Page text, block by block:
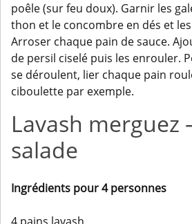
poêle (sur feu doux). Garnir les
thon et le concombre en dés et
Arroser chaque pain de sauce.
de persil ciselé puis les enrouler.
se déroulent, lier chaque pain
ciboulette par exemple.
Lavash merguez
salade
Ingrédients pour 4 personnes